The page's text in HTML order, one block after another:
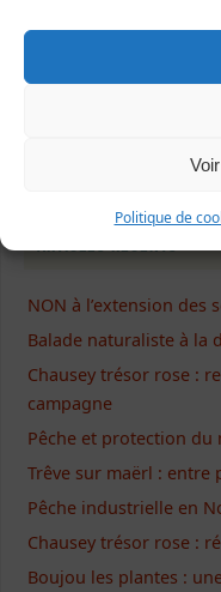
Politique de
Articles récents
NON à l’extension des
Balade naturaliste à la
Chausey trésor rose :
campagne
Pêche et protection du
Trêve sur maërl :
Pêche industrielle en
Chausey trésor rose :
Boujou les plantes :